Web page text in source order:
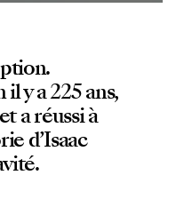
y a 225 ans,
a réussi à
d’Isaac